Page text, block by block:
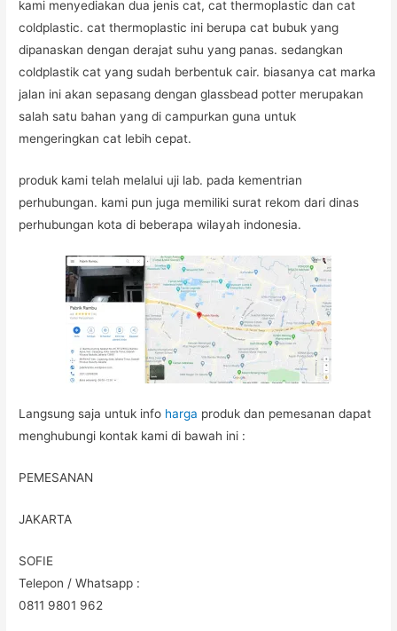
kami menyediakan dua jenis cat, cat thermoplastic dan cat
coldplastic. cat thermoplastic ini berupa cat bubuk yang
dipanaskan dengan derajat suhu yang panas. sedangkan
coldplastik cat yang sudah berbentuk cair. biasanya cat marka
jalan ini akan sepasang dengan glassbead potter merupakan
salah satu bahan yang di campurkan guna untuk
mengeringkan cat lebih cepat.
produk kami telah melalui uji lab. pada kementrian
perhubungan. kami pun juga memiliki surat rekom dari dinas
perhubungan kota di beberapa wilayah indonesia.
Langsung saja untuk info harga produk dan pemesanan dapat
menghubungi kontak kami di bawah ini :
PEMESANAN
JAKARTA
SOFIE
Telepon / Whatsapp :
0811 9801 962